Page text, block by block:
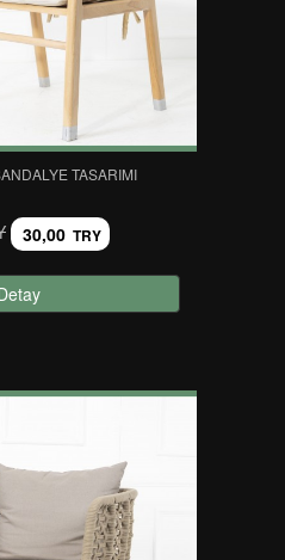
TASARIMI
30,00 TRY